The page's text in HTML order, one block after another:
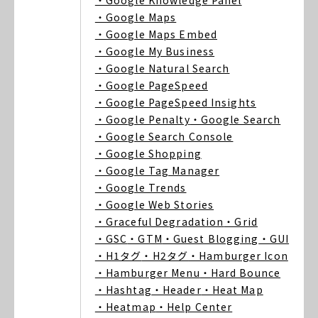
・Google Maps
・Google Maps Embed
・Google My Business
・Google Natural Search
・Google PageSpeed
・Google PageSpeed Insights
・Google Penalty ・Google Search
・Google Search Console
・Google Shopping
・Google Tag Manager
・Google Trends
・Google Web Stories
・Graceful Degradation ・Grid
・GSC ・GTM ・Guest Blogging ・GUI
・H1タグ ・H2タグ ・Hamburger Icon
・Hamburger Menu ・Hard Bounce
・Hashtag ・Header ・Heat Map
・Heatmap ・Help Center